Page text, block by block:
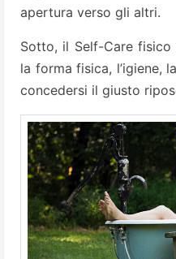
apertura verso gli altri.
Sotto, il Self-Care
la forma fisica, l’igiene,
concedersi il giusto